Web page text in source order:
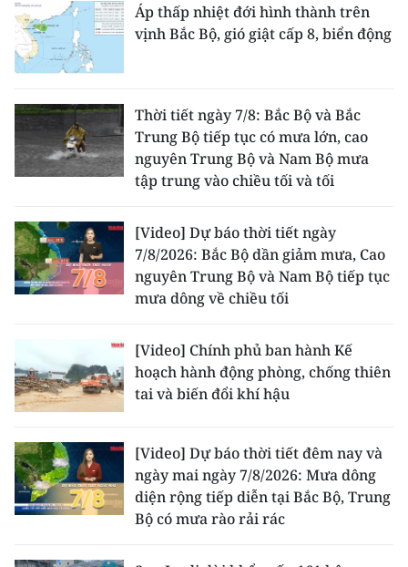
Áp thấp nhiệt đới hình thành trên
vịnh Bắc Bộ, gió giật cấp 8, biển động
Thời tiết ngày 7/8: Bắc Bộ và Bắc
Trung Bộ tiếp tục có mưa lớn, cao
nguyên Trung Bộ và Nam Bộ mưa
tập trung vào chiều tối và tối
[Video] Dự báo thời tiết ngày
7/8/2026: Bắc Bộ dần giảm mưa, Cao
nguyên Trung Bộ và Nam Bộ tiếp tục
mưa dông về chiều tối
[Video] Chính phủ ban hành Kế
hoạch hành động phòng, chống thiên
tai và biến đổi khí hậu
[Video] Dự báo thời tiết đêm nay và
ngày mai ngày 7/8/2026: Mưa dông
diện rộng tiếp diễn tại Bắc Bộ, Trung
Bộ có mưa rào rải rác